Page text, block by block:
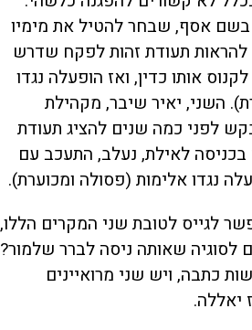
האחד הוא בחור בן 21 בשם אסף, שבחר להטיל את מימיו
להראות תעודת זהות לפקח שדרש
אותו כדין, ואז הופעלה נגדו
השני, יאיר שיבר, מקהילת
לפני כמה שנים להציג תעודת
לאילת, נעלב, התעכב עם
נגדו אלימות (פסולה ומכוערת).
לגייס לטובת שני המקרים הללו,
לסוגיה שאותה ניסה לברר שלמור?
כתבה, ויש שני מרואיינים
יאללה.